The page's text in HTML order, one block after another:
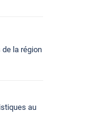
la région
au